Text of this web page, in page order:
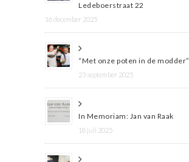
Ledeboerstraat 22
16 december 2025
“Met onze poten in de modder”
23 september 2025
In Memoriam: Jan van Raak
18 juli 2025